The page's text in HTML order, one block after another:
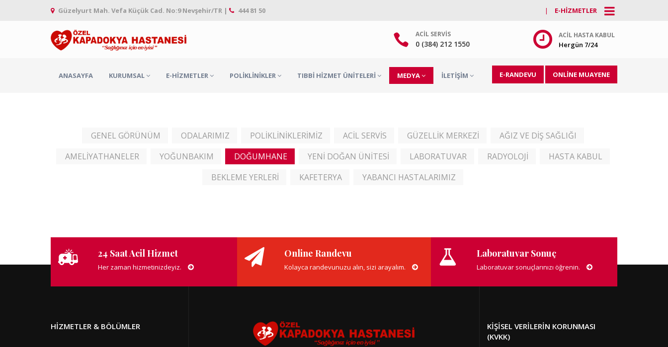
Güzelyurt Mah. Vefa Küçük Cad. No:9 Nevşehir/TR | 444 81 50 | E-HIZMETLER
ACIL SERVIS
0 (384) 212 1550
ACIL HASTA KABUL
Hergün 7/24
ANASAYFA KURUMSAL E-HIZMETLER POLIKLINIKLER TIBBI HIZMET ÜNITELERI MEDYA İLETIŞIM E-RANDEVU ONLİNE MUAYENE
GENEL GÖRÜNÜM ODALARIMIZ POLİKLİNİKLERİMİZ ACİL SERVİS GÜZELLİK MERKEZİ
AĞIZ VE DİŞ SAĞLIĞI
AMELİYATHANELER
YOĞUNBAKIM DOĞUMHANE YENİ DOĞAN ÜNİTESİ LABORATUVAR RADYOLOJİ
HASTA KABUL
BEKLEME YERLERİ
KAFETERYA YABANCI HASTALARIMIZ
24 Saat Acil Hizmet
Her zaman hizmetinizdeyiz.
Online Randevu
Kolayca randevunuzu alın, sizi arayalım.
Laboratuvar Sonuç
Laboratuvar sonuçlarınızı öğrenin.
HIZMETLER & BÖLÜMLER
KIŞISEL VERILERIN KORUNMASI
(KVKK)